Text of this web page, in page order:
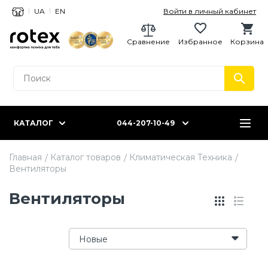
UA EN Войти в личный кабинет
Корзина
Избранное
Сравнение
КАТАЛОГ 044-207-10-49
Главная Каталог товаров
Климатическая Техника
Вентиляторы
Вентиляторы
Новые